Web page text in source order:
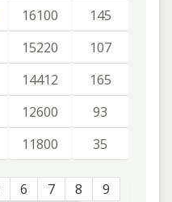
16100
145
15220
107
14412
165
12600
93
11800 35
6 7 8 9